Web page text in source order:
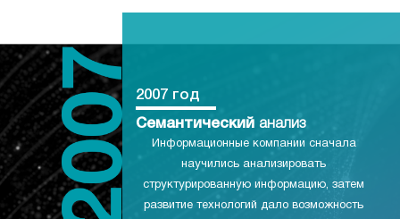
2007 год
Семантический анализ
Информационные компании сначала
научились анализировать
структурированную информацию, затем
развитие технологий дало возможность